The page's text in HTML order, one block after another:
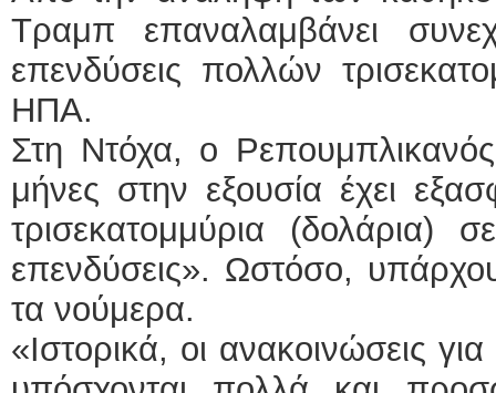
Τραμπ επαναλαμβάνει
επενδύσεις πολλών
ΗΠΑ.
Στη Ντόχα, ο
μήνες στην εξουσία έχει
τρισεκατομμύρια (δολάρια)
επενδύσεις». Ωστόσο,
τα νούμερα.
«Ιστορικά, οι ανακοινώσεις